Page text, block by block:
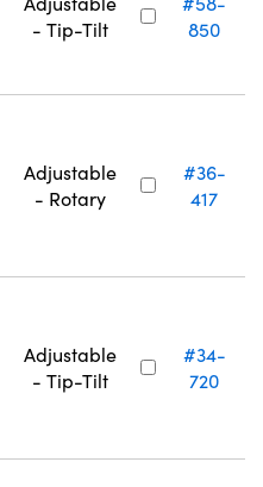
- Tip-Tilt
850
Adjustable
- Rotary
#36-
417
Adjustable
- Tip-Tilt
#34-
720